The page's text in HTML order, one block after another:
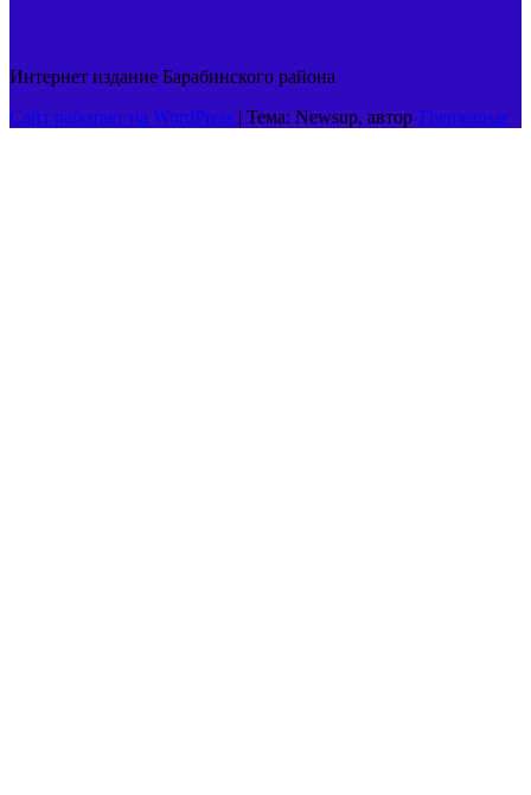
Интернет издание Барабинского района
Сайт работает на WordPress | Тема: Newsup, автор Themeansar